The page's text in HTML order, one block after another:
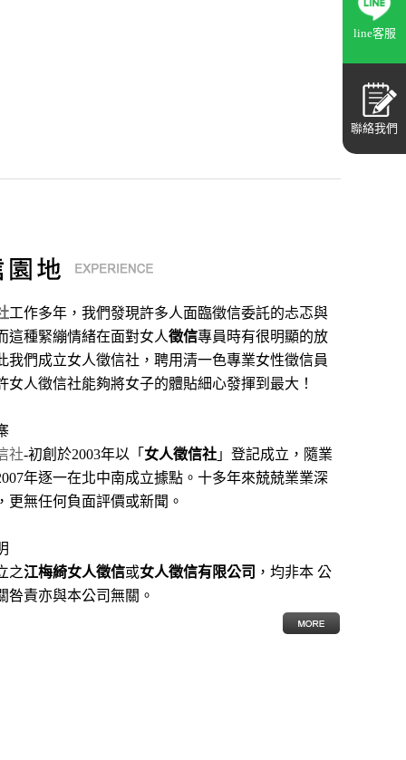
line客服
聯絡我們
工作多年，我們發現許多人面臨徵信委託的忐忑與
這種緊繃情緒在面對女人徵信專員時有很明顯的放
我們成立女人徵信社，聘用清一色專業女性徵信員
女人徵信社能夠將女子的體貼細心發揮到最大 ！
社-初創於2003年以「 女人徵信社 」登記成立，隨業
年逐一在北中南成立據點。十多年來兢兢業業深
更無任何負面評價或新聞。
之江梅綺女人徵信或女人徵信有限公司 ，均非本 公
咎責亦與本公司無關。